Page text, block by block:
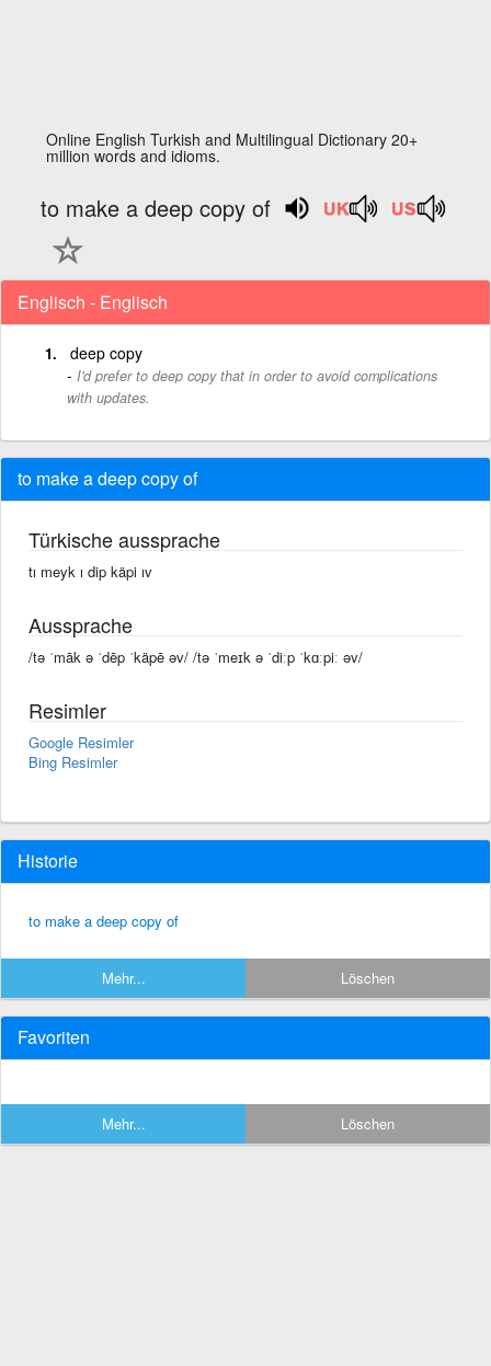
Online English Turkish and Multilingual Dictionary 20+
million words and idioms.
to make a deep copy of
Englisch - Englisch
deep copy
I'd prefer to deep copy that in order to avoid complications
with updates.
to make a deep copy of
Türkische aussprache
tı meyk ı dip käpi ıv
Aussprache
/tə ˈmāk ə ˈdēp ˈkäpē əv/ /tə ˈmeɪk ə ˈdiːp ˈkɑːpiː əv/
Resimler
Google Resimler
Bing Resimler
Historie
to make a deep copy of
Mehr... Löschen
Favoriten
Mehr... Löschen